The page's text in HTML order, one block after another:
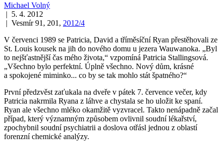
Michael Volný
| 5. 4. 2012
| Vesmír 91, 201, 2012/4
V červenci 1989 se Patricia, David a tříměsíční Ryan přestěhovali ze
St. Louis kousek na jih do nového domu u jezera Wauwanoka. „Byl
to nejšťastnější čas mého života,“ vzpomíná Patricia Stallingsová.
„Všechno bylo perfektní. Úplně všechno. Nový dům, krásné
a spokojené miminko... co by se tak mohlo stát špatného?“
První předzvěst zaťukala na dveře v pátek 7. července večer, kdy
Patricia nakrmila Ryana z láhve a chystala se ho uložit ke spaní.
Ryan ale všechno mléko okamžitě vyzvracel. Takto nenápadně začal
případ, který významným způsobem ovlivnil soudní lékařství,
zpochybnil soudní psychiatrii a doslova otřásl jednou z oblastí
forenzní chemické analýzy.